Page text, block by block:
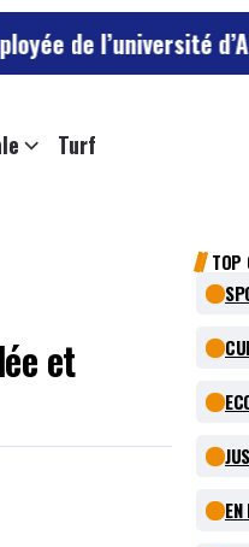
d’Angers qui
Turf
et
TOP